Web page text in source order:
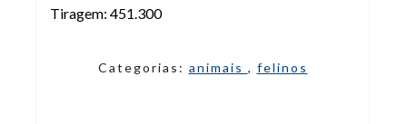
Tiragem: 451.300
Categorias: animais , felinos